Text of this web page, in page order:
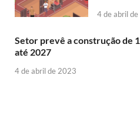
4 de abril
Setor prevê a construção de
até 2027
4 de abril de 2023